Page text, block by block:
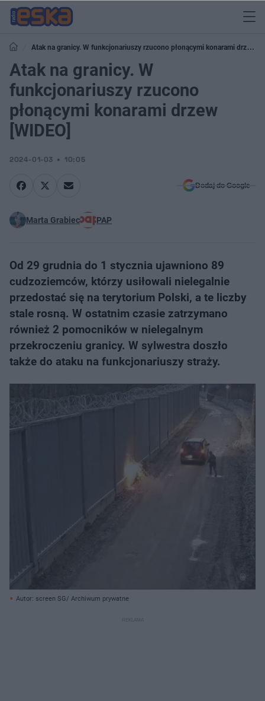
Atak na granicy. W funkcjonariuszy rzucono płonącymi konarami drzew
[WIDEO]
Atak na granicy. W
funkcjonariuszy rzucono
płonącymi konarami drzew
[WIDEO]
2024-01-03 10:05
Dodaj do Google
Marta Grabiec PAP
Od 29 grudnia do 1 stycznia ujawniono 89
cudzoziemców, którzy usiłowali nielegalnie
przedostać się na terytorium Polski, a te liczby
stale rosną. W ostatnim czasie zatrzymano
również 2 pomocników w nielegalnym
przekroczeniu granicy. W sylwestra doszło
także do ataku na funkcjonariuszy straży.
Autor: screen SG/ Archiwum prywatne